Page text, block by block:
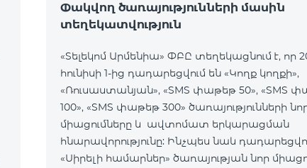
Փակվող ծառայությունների մասին
տեղեկատվություն
«Տելեկոմ Արմենիա» ՓԲԸ տեղեկացնում է, որ
հունիսի 1-ից դադարեցվում են «Կողք կողքի»,
«Ռուսաստանյան», «SMS փաթեթ 50», «SMS
100», «SMS փաթեթ 300» ծառայությունների
միացումները և ավտոմատ երկարացման
հնարավորությունը: Ինչպես նաև
«Սիրելի համարներ» ծառայության նոր